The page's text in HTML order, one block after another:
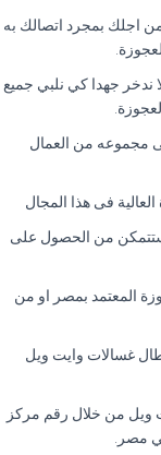
اجلك بمجرد اتصالك به
ندخر جهدا كي نلبي جميع
مجموعه من العمال
فى هذا المجال
ستتمكن من الحصول على
المعتمد بمصر او من
غسالات وايت ويل
ويل من خلال رقم مركز
مصر.